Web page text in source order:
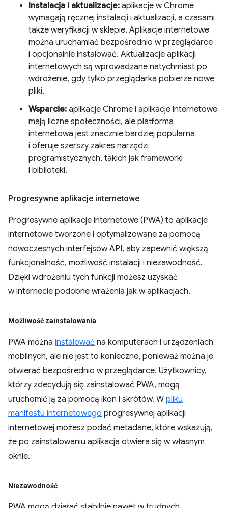
Instalacja i aktualizacje: aplikacje w Chrome
wymagają ręcznej instalacji i aktualizacji, a czasami
także weryfikacji w sklepie. Aplikacje internetowe
można uruchamiać bezpośrednio w przeglądarce
i opcjonalnie instalować. Aktualizacje aplikacji
internetowych są wprowadzane natychmiast po
wdrożenie, gdy tylko przeglądarka pobierze nowe
pliki.
Wsparcie: aplikacje Chrome i aplikacje internetowe
mają liczne społeczności, ale platforma
internetowa jest znacznie bardziej popularna
i oferuje szerszy zakres narzędzi
programistycznych, takich jak frameworki
i biblioteki.
Progresywne aplikacje internetowe
Progresywne aplikacje internetowe (PWA) to aplikacje
internetowe tworzone i optymalizowane za pomocą
nowoczesnych interfejsów API, aby zapewnić większą
funkcjonalność, możliwość instalacji i niezawodność.
Dzięki wdrożeniu tych funkcji możesz uzyskać
w internecie podobne wrażenia jak w aplikacjach.
Możliwość zainstalowania
PWA można instalować na komputerach i urządzeniach
mobilnych, ale nie jest to konieczne, ponieważ można je
otwierać bezpośrednio w przeglądarce. Użytkownicy,
którzy zdecydują się zainstalować PWA, mogą
uruchomić ją za pomocą ikon i skrótów. W pliku
manifestu internetowego progresywnej aplikacji
internetowej możesz podać metadane, które wskazują,
że po zainstalowaniu aplikacja otwiera się w własnym
oknie.
Niezawodność